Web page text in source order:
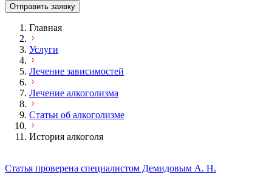
Отправить заявку
Главная
Услуги
Лечение зависимостей
Лечение алкоголизма
Статьи об алкоголизме
История алкоголя
Статья проверена специалистом Демидовым А. Н.